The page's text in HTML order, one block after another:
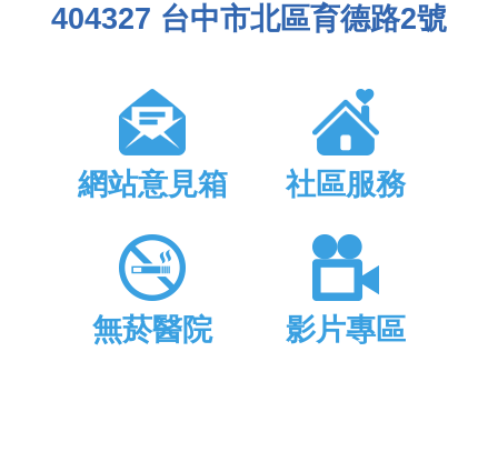
404327 台中市北區育德路2號
網站意見箱 社區服務
無菸醫院 影片專區